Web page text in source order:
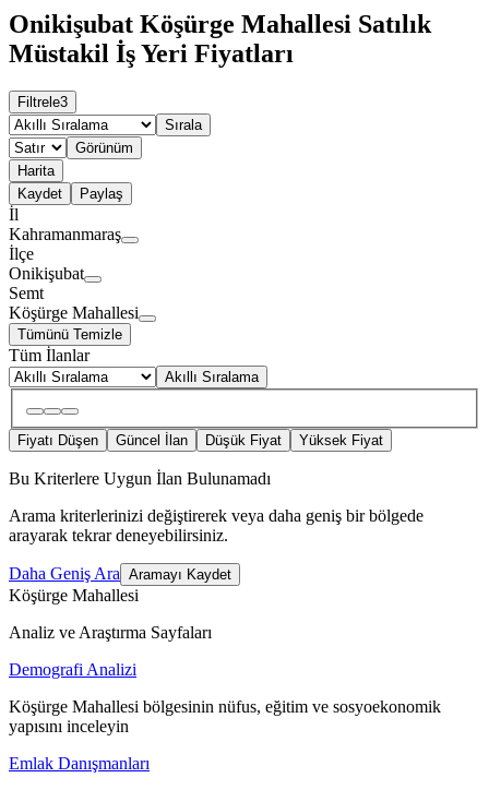
Onikişubat Köşürge Mahallesi Satılık
Müstakil İş Yeri Fiyatları
Filtrele3
Sırala
Görünüm
Harita
Kaydet
Paylaş
İl
Kahramanmaraş
İlçe
Onikişubat
Semt
Köşürge Mahallesi
Tümünü Temizle
Tüm İlanlar
Akıllı Sıralama
Fiyatı Düşen Güncel İlan Düşük Fiyat Yüksek Fiyat
Bu Kriterlere Uygun İlan Bulunamadı
Arama kriterlerinizi değiştirerek veya daha geniş bir bölgede
arayarak tekrar deneyebilirsiniz.
Daha Geniş Ara Aramayı Kaydet
Köşürge Mahallesi
Analiz ve Araştırma Sayfaları
Demografi Analizi
Köşürge Mahallesi bölgesinin nüfus, eğitim ve sosyoekonomik
yapısını inceleyin
Emlak Danışmanları